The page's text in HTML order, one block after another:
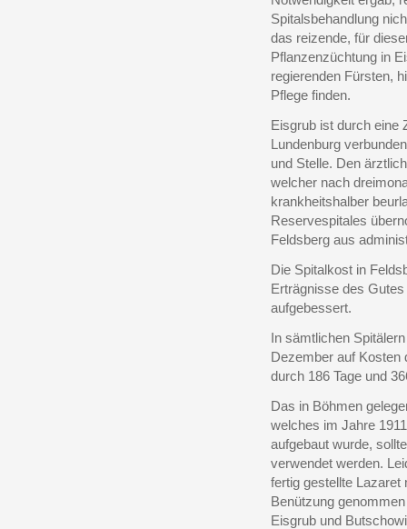
Spitalsbehandlung
das reizende, für
Pflanzenzüchtung in
regierenden Fürsten,
Pflege finden.
Eisgrub ist durch eine
Lundenburg
und Stelle. Den
welcher nach
krankheitshalber
Reservespitales
Feldsberg aus
Die Spitalkost in
Erträgnisse des
aufgebessert.
In sämtlichen
Dezember auf Kosten
durch 186 Tage und
Das in Böhmen
welches im Jahre
aufgebaut wurde,
verwendet werden.
fertig gestellte Lazaret
Benützung
Eisgrub und